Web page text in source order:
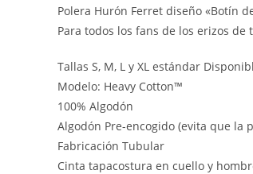
Polera Hurón Ferret diseño «Botín
Para todos los fans de los erizos
Tallas S, M, L y XL estándar
Modelo: Heavy Cotton™
100% Algodón
Algodón Pre-encogido (evita que la
Fabricación Tubular
Cinta tapacostura en cuello y